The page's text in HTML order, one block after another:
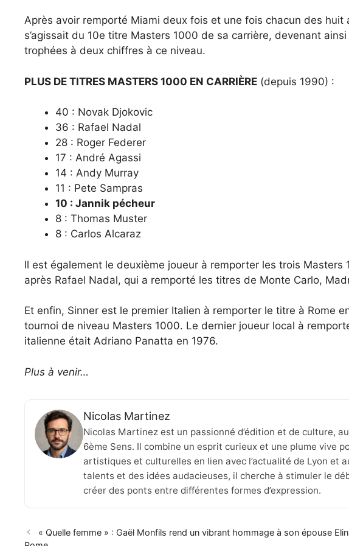
Après avoir remporté Miami deux fois et une fois chacun des
s’agissait du 10e titre Masters 1000 de sa carrière, devenant
trophées à deux chiffres à ce niveau.
PLUS DE TITRES MASTERS 1000 EN CARRIÈRE (depuis 1990) :
40 : Novak Djokovic
36 : Rafael Nadal
28 : Roger Federer
17 : André Agassi
14 : Andy Murray
11 : Pete Sampras
10 : Jannik pécheur
8 : Thomas Muster
8 : Carlos Alcaraz
Il est également le deuxième joueur à remporter les trois
après Rafael Nadal, qui a remporté les titres de Monte Carlo,
Et enfin, Sinner est le premier Italien à remporter le titre à Rome
tournoi de niveau Masters 1000. Le dernier joueur local à
italienne était Adriano Panatta en 1976.
Plus à venir…
Nicolas Martinez
Nicolas Martinez est un passionné d’édition et de culture,
6ème Sens. Il combine un esprit curieux et une plume vive
artistiques et culturelles en lien avec l’actualité de Lyon et
talents et des idées audacieuses, il cherche à stimuler le
créer des ponts entre différentes formes d’expression.
« Quelle femme » : Gaël Monfils rend un vibrant hommage à son épouse